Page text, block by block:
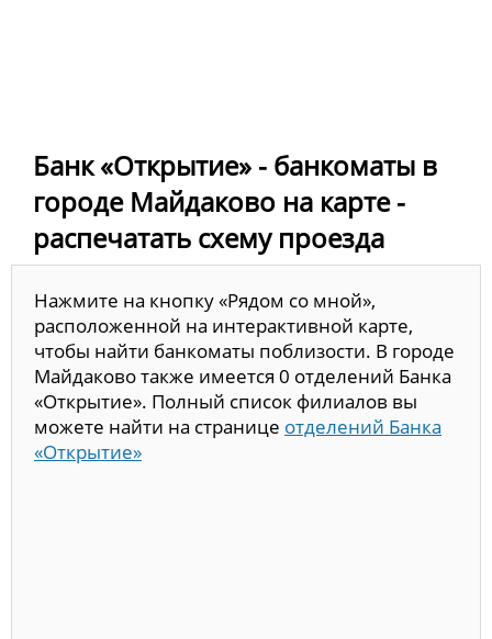
Банк «Открытие» - банкоматы в
городе Майдаково на карте -
распечатать схему проезда
Нажмите на кнопку «Рядом со мной»,
расположенной на интерактивной карте,
чтобы найти банкоматы поблизости. В городе
Майдаково также имеется 0 отделений Банка
«Открытие». Полный список филиалов вы
можете найти на странице отделений Банка
«Открытие»